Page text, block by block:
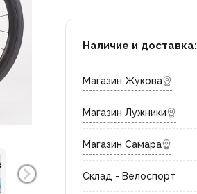
Наличие и доставка:
Магазин Жукова
Магазин Лужники
Магазин Самара
Склад - Велоспорт